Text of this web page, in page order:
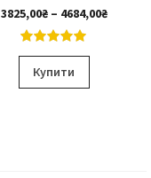
3825,00₴ – 4684,00₴
5.00out of
5
Купити
Цей
товар